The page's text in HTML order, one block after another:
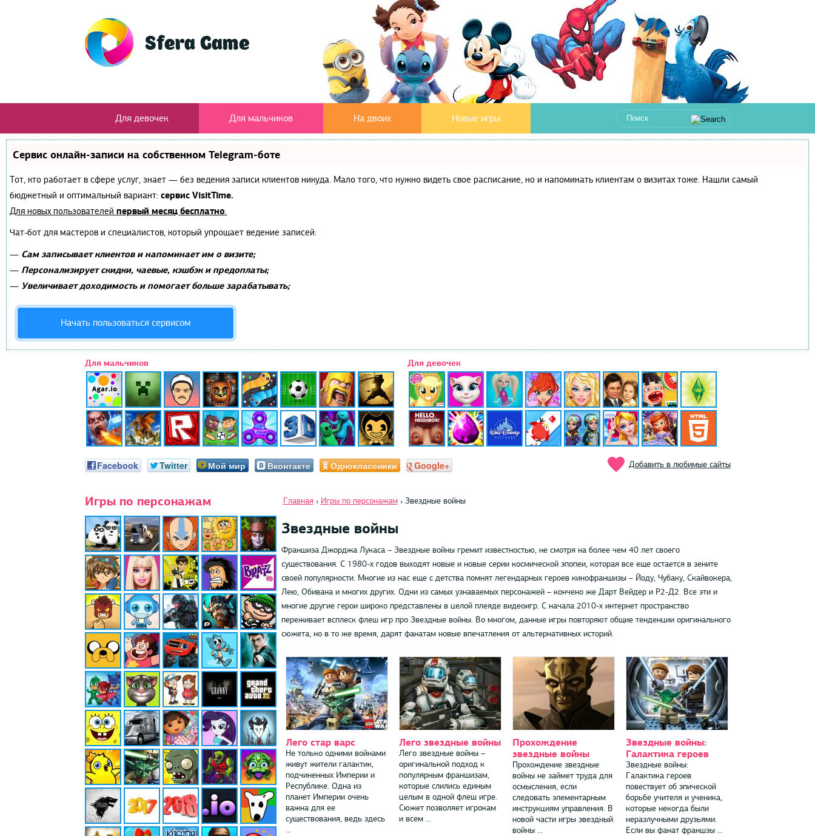
Для девочек Для мальчиков На двоих Новые игры
Сервис онлайн-записи на собственном Telegram-боте
Тот, кто работает в сфере услуг, знает — без ведения записи клиентов никуда. Мало того, что нужно видеть свое расписание, но и напоминать клиентам о визитах тоже. Нашли самый
бюджетный и оптимальный вариант: сервис VisitTime.
Для новых пользователей первый месяц бесплатно.
Чат-бот для мастеров и специалистов, который упрощает ведение записей:
— Сам записывает клиентов и напоминает им о визите;
— Персонализирует скидки, чаевые, кэшбэк и предоплаты;
— Увеличивает доходимость и помогает больше зарабатывать;
Начать пользоваться сервисом
Для мальчиков Для девочек
Facebook Twitter Мой мир Вконтакте Одноклассники Google+ Добавить в любимые сайты
Игры по персонажам Главная › Игры по персонажам › Звездные войны
Звездные войны
Франшиза Джорджа Лукаса – Звездные войны гремит известностью, не смотря на более чем 40 лет своего
существования. С 1980-х годов выходят новые и новые серии космической эпопеи, которая все еще остается в зените
своей популярности. Многие из нас еще с детства помнят легендарных героев кинофраншизы – Йоду, Чубаку, Скайвокера,
Лею, Обивана и многих других. Одни из самых узнаваемых персонажей – кончено же Дарт Вейдер и Р2-Д2. Все эти и
многие другие герои широко представлены в целой плеяде видеоигр. С начала 2010-х интернет пространство
переживает всплеск флеш игр про Звездные войны. Во многом, данные игры повторяют общие тенденции оригинального
сюжета, но в то же время, дарят фанатам новые впечатления от альтернативных историй.
Лего стар варс
Не только одними войнами
живут жители галактик,
подчиненных Империи и
Республике. Одна из
планет Империи очень
важна для ее
существования, ведь здесь
...
Лего звездные войны
Лего звездные войны –
оригинальной подход к
популярным франшизам,
которые слились единым
целым в одной флеш игре.
Сюжет позволяет игрокам
и всем ...
Прохождение
звездные войны
Прохождение звездные
войны не займет труда для
осмысления, если
следовать элементарным
инструкциям управления. В
новой части игры звездный
войны ...
Звездные войны:
Галактика героев
Звездные войны:
Галактика героев
повествует об эпической
борьбе учителя и ученика,
которые некогда были
неразлучными друзьями.
Если вы фанат франшзы ...